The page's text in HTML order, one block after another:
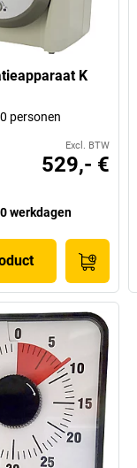
K
personen
Excl. BTW
529,- €
werkdagen